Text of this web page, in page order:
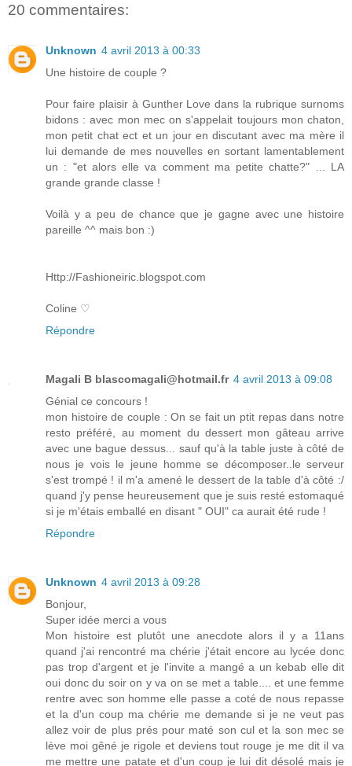
20 commentaires:
Unknown 4 avril 2013 à 00:33
Une histoire de couple ?
Pour faire plaisir à Gunther Love dans la rubrique surnoms
bidons : avec mon mec on s'appelait toujours mon chaton,
mon petit chat ect et un jour en discutant avec ma mère il
lui demande de mes nouvelles en sortant lamentablement
un : "et alors elle va comment ma petite chatte?" ... LA
grande grande classe !
Voilà y a peu de chance que je gagne avec une histoire
pareille ^^ mais bon :)
Http://Fashioneiric.blogspot.com
Coline ♡
Répondre
Magali B blascomagali@hotmail.fr 4 avril 2013 à 09:08
Génial ce concours !
mon histoire de couple : On se fait un ptit repas dans notre
resto préféré, au moment du dessert mon gâteau arrive
avec une bague dessus... sauf qu'à la table juste à côté de
nous je vois le jeune homme se décomposer..le serveur
s'est trompé ! il m'a amené le dessert de la table d'à côté :/
quand j'y pense heureusement que je suis resté estomaqué
si je m'étais emballé en disant " OUI" ca aurait été rude !
Répondre
Unknown 4 avril 2013 à 09:28
Bonjour,
Super idée merci a vous
Mon histoire est plutôt une anecdote alors il y a 11ans
quand j'ai rencontré ma chérie j'était encore au lycée donc
pas trop d'argent et je l'invite a mangé a un kebab elle dit
oui donc du soir on y va on se met a table.... et une femme
rentre avec son homme elle passe a coté de nous repasse
et la d'un coup ma chérie me demande si je ne veut pas
allez voir de plus prés pour maté son cul et la son mec se
lève moi gêné je rigole et deviens tout rouge je me dit il va
me mettre une patate et d'un coup je lui dit désolé mais je